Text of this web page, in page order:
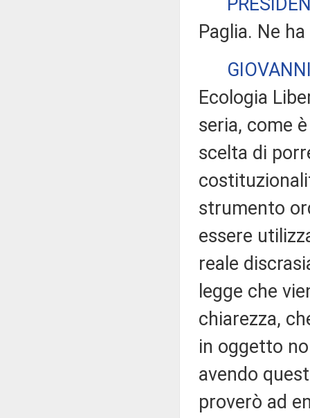
Paglia. Ne
Ecologia
seria, come
scelta di
strumento
essere
reale
legge che
chiarezza,
in oggetto
avendo
proverò ad